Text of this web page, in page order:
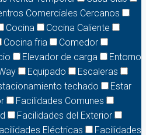
Comerciales Cercanos
Cocina
Cocina Caliente
Cocina fria
Comedor
Elevador de carga
Entorno
Equipado
Escaleras
techado
Estar
Facilidades Comunes
Facilidades del Exterior
Eléctricas
Facilidades